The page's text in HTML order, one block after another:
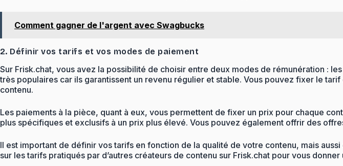
Comment gagner de l'argent avec Swagbucks
2. Définir vos tarifs et vos modes de paiement
Sur Frisk.chat, vous avez la possibilité de choisir entre deux modes de rémunération :
très populaires car ils garantissent un revenu régulier et stable. Vous pouvez fixer le
contenu.
Les paiements à la pièce, quant à eux, vous permettent de fixer un prix pour chaque
plus spécifiques et exclusifs à un prix plus élevé. Vous pouvez également offrir des
Il est important de définir vos tarifs en fonction de la qualité de votre contenu, mais
sur les tarifs pratiqués par d’autres créateurs de contenu sur Frisk.chat pour vous